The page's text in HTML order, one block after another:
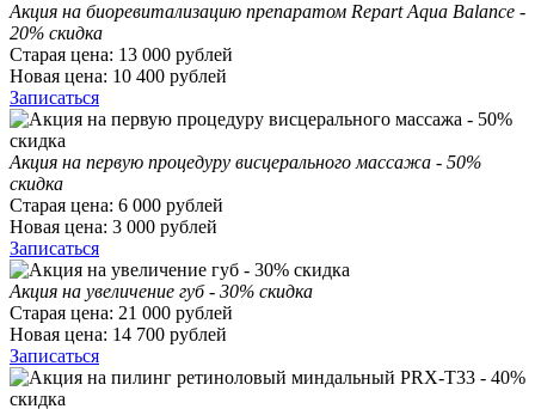
Акция на биоревитализацию препаратом Repart Aqua Balance -
20% скидка
Старая цена: 13 000 рублей
Новая цена: 10 400 рублей
Записаться
Акция на первую процедуру висцерального массажа - 50%
скидка
Старая цена: 6 000 рублей
Новая цена: 3 000 рублей
Записаться
Акция на увеличение губ - 30% скидка
Старая цена: 21 000 рублей
Новая цена: 14 700 рублей
Записаться